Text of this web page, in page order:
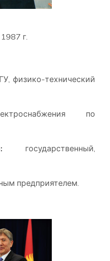
г.
физико-технический
по
государственный,
предприятелем.